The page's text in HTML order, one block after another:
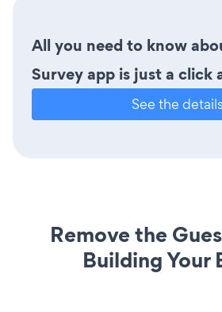
All you need to know
Survey app is just a click
See the details
Remove the
Building Your